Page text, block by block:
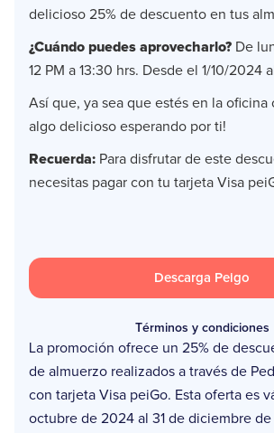
delicioso 25% de descuento en tus
¿Cuándo puedes aprovecharlo? De
12 PM a 13:30 hrs. Desde el 1/10/2024
Así que, ya sea que estés en la oficina
algo delicioso esperando por ti!
Recuerda: Para disfrutar de este
necesitas pagar con tu tarjeta Visa
Descarga Peigo
Términos y condiciones
La promoción ofrece un 25% de
de almuerzo realizados a través de
con tarjeta Visa peiGo. Esta oferta es
octubre de 2024 al 31 de diciembre de